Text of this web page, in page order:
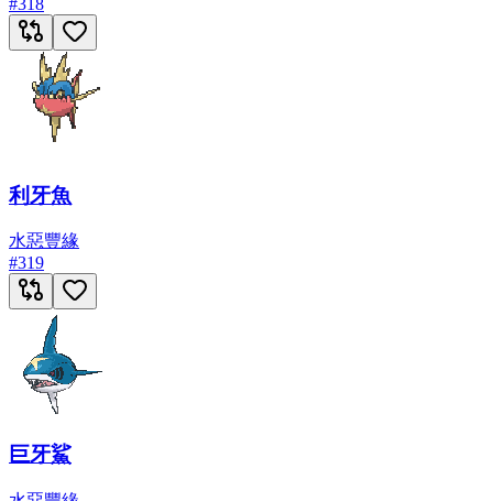
#318
利牙魚
水惡豐緣
#319
巨牙鯊